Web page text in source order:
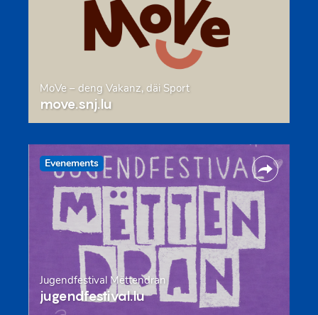
MoVe – deng Vakanz, däi Sport
move.snj.lu
Evenements
Jugendfestival Mëttendran
jugendfestival.lu